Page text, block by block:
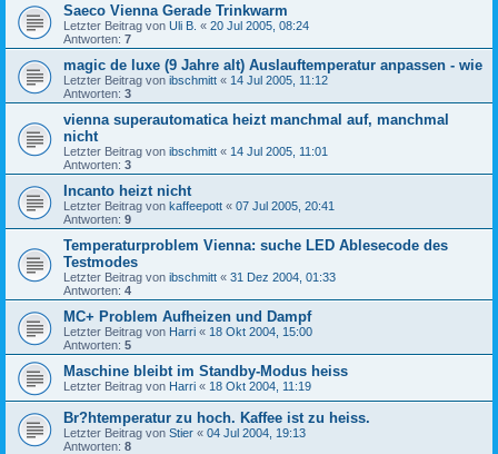
Saeco Vienna Gerade Trinkwarm
Letzter Beitrag von Uli B. « 20 Jul 2005, 08:24
Antworten: 7
magic de luxe (9 Jahre alt) Auslauftemperatur anpassen - wie
Letzter Beitrag von ibschmitt « 14 Jul 2005, 11:12
Antworten: 3
vienna superautomatica heizt manchmal auf, manchmal
nicht
Letzter Beitrag von ibschmitt « 14 Jul 2005, 11:01
Antworten: 3
Incanto heizt nicht
Letzter Beitrag von kaffeepott « 07 Jul 2005, 20:41
Antworten: 9
Temperaturproblem Vienna: suche LED Ablesecode des
Testmodes
Letzter Beitrag von ibschmitt « 31 Dez 2004, 01:33
Antworten: 4
MC+ Problem Aufheizen und Dampf
Letzter Beitrag von Harri « 18 Okt 2004, 15:00
Antworten: 5
Maschine bleibt im Standby-Modus heiss
Letzter Beitrag von Harri « 18 Okt 2004, 11:19
Br?htemperatur zu hoch. Kaffee ist zu heiss.
Letzter Beitrag von Stier « 04 Jul 2004, 19:13
Antworten: 8